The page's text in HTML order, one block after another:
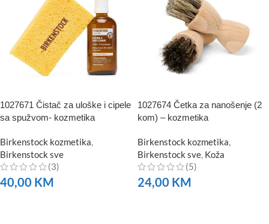
1027671 Čistač za uloške i cipele
sa spužvom- kozmetika
Birkenstock kozmetika
Birkenstock sve
(3)
40,00 KM
1027674 Četka za nanošenje (2
kom) – kozmetika
Birkenstock kozmetika
Birkenstock sve Koža
(5)
24,00 KM